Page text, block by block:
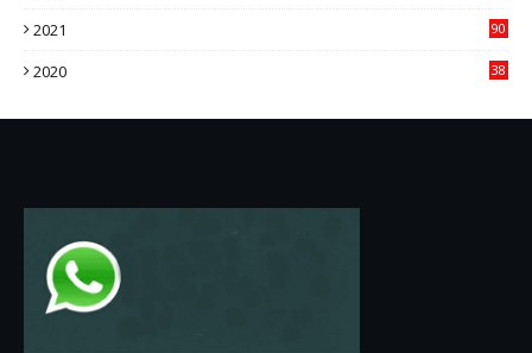
2021
90
2020
38